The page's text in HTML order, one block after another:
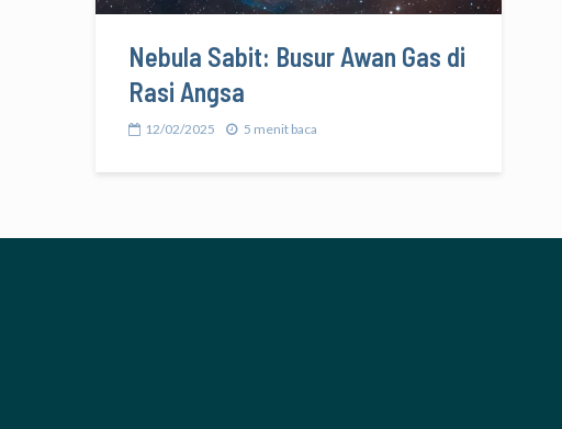
Nebula Sabit: Busur Awan Gas di
Rasi Angsa
12/02/2025 5 menit baca